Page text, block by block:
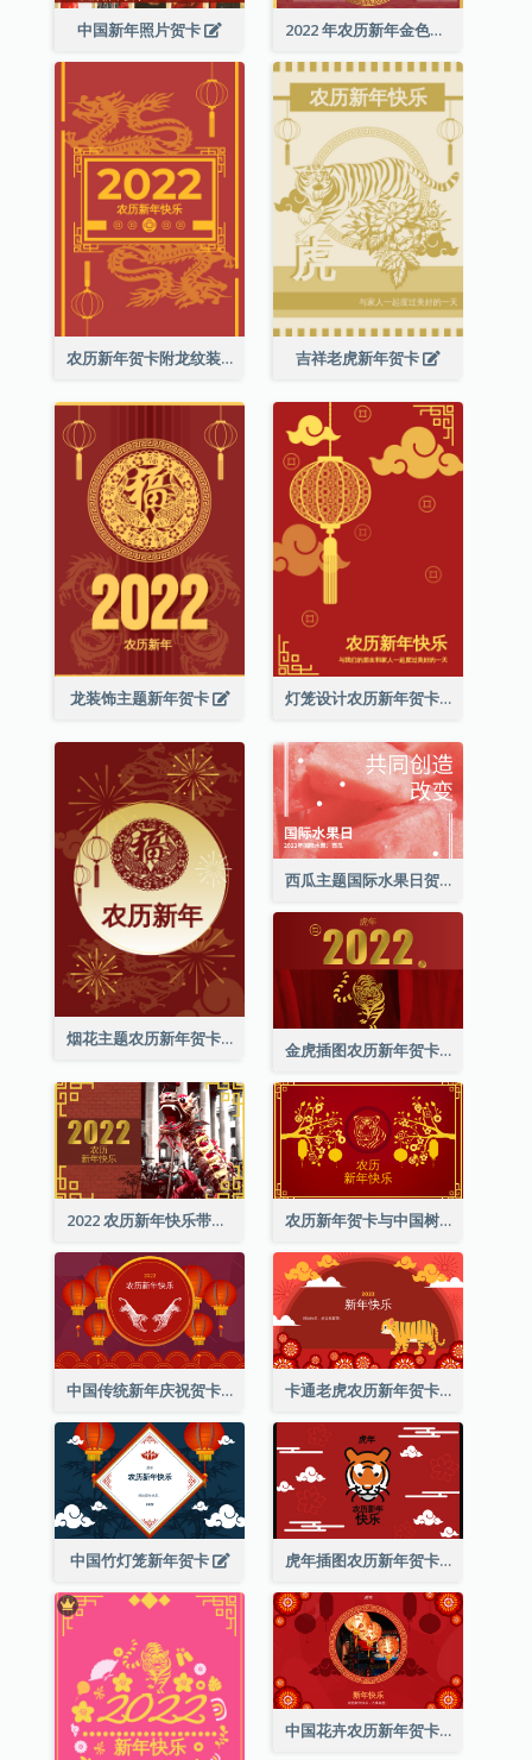
中国新年照片贺卡 2022 年农历新年金色贺卡
农历新年贺卡附龙纹装饰 吉祥老虎新年贺卡
龙装饰主题新年贺卡 灯笼设计农历新年贺卡
烟花主题农历新年贺卡
西瓜主题国际水果日贺卡
金虎插图农历新年贺卡
2022 农历新年快乐带照片贺卡 农历新年贺卡与中国树插图
中国传统新年庆祝贺卡 卡通老虎农历新年贺卡
中国竹灯笼新年贺卡 虎年插图农历新年贺卡
中国花卉农历新年贺卡